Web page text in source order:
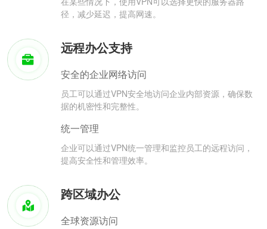
径，减少延迟，提高网速。
远程办公支持
安全的企业网络访问
员工可以通过VPN安全地访问企业内部资源，确保数
据的机密性和完整性。
统一管理
企业可以通过VPN统一管理和监控员工的远程访问，
提高安全性和管理效率。
跨区域办公
全球资源访问